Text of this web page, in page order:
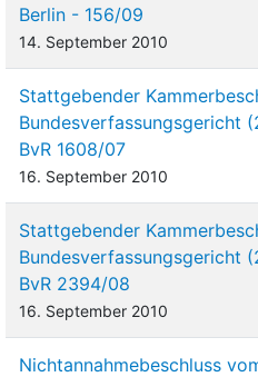
Berlin - 156/09
14. September 2010
Stattgebender
Bundesverfassungsgericht
BvR 1608/07
16. September 2010
Stattgebender
Bundesverfassungsgericht
BvR 2394/08
16. September 2010
Nichtannahmebeschluss